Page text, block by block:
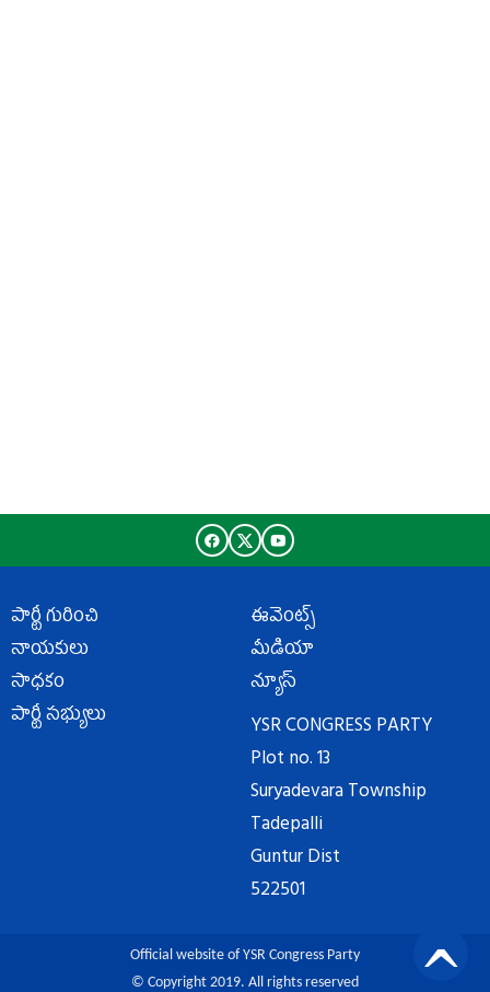
పార్టీ గురించి
నాయకులు
సాధకం
పార్టీ సభ్యులు
ఈవెంట్స్
మీడియా
న్యూస్
YSR CONGRESS PARTY
Plot no. 13
Suryadevara Township
Tadepalli
Guntur Dist
522501
Official website of YSR Congress Party
© Copyright 2019. All rights reserved